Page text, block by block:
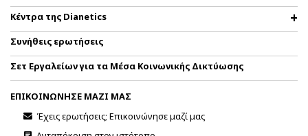
Κέντρα της Dianetics
Συνήθεις ερωτήσεις
Σετ Εργαλείων για τα Μέσα Κοινωνικής Δικτύωσης
ΕΠΙΚΟΙΝΩΝΗΣΕ ΜΑΖΙ ΜΑΣ
Έχεις ερωτήσεις; Επικοινώνησε μαζί μας